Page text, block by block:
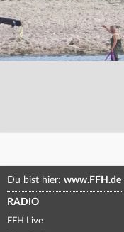
Du bist hier: www.FFH.de
RADIO
FFH Live